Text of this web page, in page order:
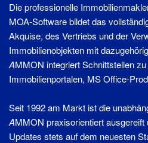
Die professionelle
MOA-Software bildet das
Akquise, des Vertriebs und der
Immobilienobjekten mit
AMMON integriert Schnittstellen
Immobilienportalen, MS Office-
Seit 1992 am Markt ist die
AMMON praxisorientiert
Updates stets auf dem neuesten